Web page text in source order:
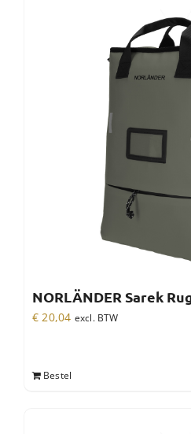
NORLÄNDER Sarek
€ 20,04 excl. BTW
Bestel